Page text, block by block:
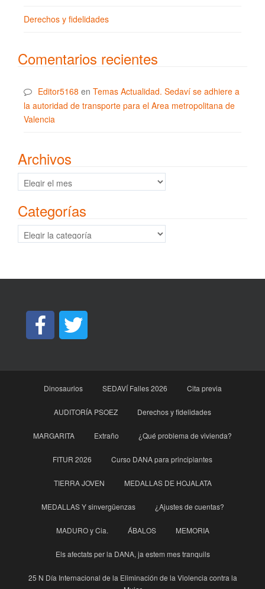
Derechos y fidelidades
Comentarios recientes
Editor5168 en Temas Actualidad. Sedaví se adhiere a
la autoridad de transporte para el Area metropolitana de
Valencia
Archivos
Archivos
Categorías
Categorías
Dinosaurios SEDAVÍ Falles 2026 Cita previa
AUDITORÍA PSOEZ Derechos y fidelidades
MARGARITA Extraño ¿Qué problema de vivienda?
FITUR 2026 Curso DANA para principìantes
TIERRA JOVEN MEDALLAS DE HOJALATA
MEDALLAS Y sinvergüenzas ¿Ajustes de cuentas?
MADURO y Cia. ÁBALOS MEMORIA
Els afectats per la DANA, ja estem mes tranquils
25 N Día Internacional de la Eliminación de la Violencia contra la